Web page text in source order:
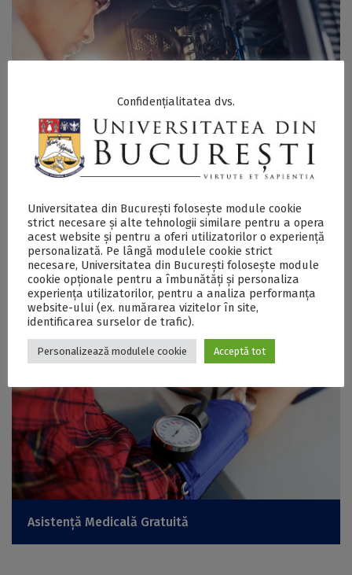
Facilităţi IT&C
Asistență Medicală Gratuită
Confidențialitatea dvs.
Universitatea din București folosește module cookie
strict necesare și alte tehnologii similare pentru a opera
acest website și pentru a oferi utilizatorilor o experiență
personalizată. Pe lângă modulele cookie strict
necesare, Universitatea din București folosește module
cookie opționale pentru a îmbunătăți și personaliza
experiența utilizatorilor, pentru a analiza performanța
website-ului (ex. numărarea vizitelor în site,
identificarea surselor de trafic).
Personalizează modulele cookie Acceptă tot